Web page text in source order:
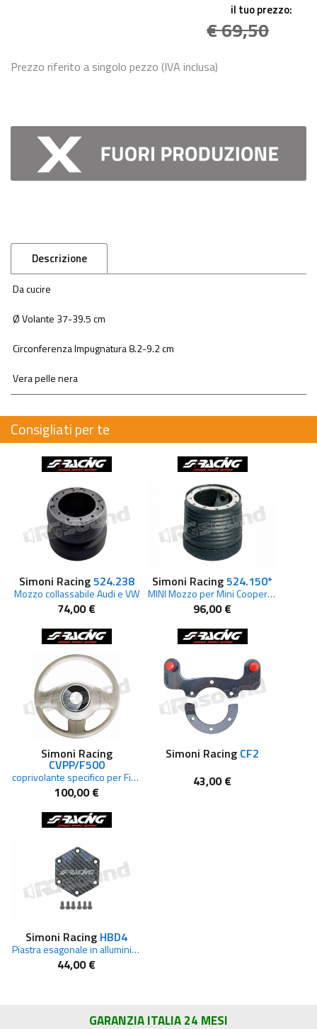
il tuo prezzo:
€ 69,50
Prezzo riferito a singolo pezzo (IVA inclusa)
Descrizione
Da cucire
Ø Volante 37-39.5 cm
Circonferenza Impugnatura 8.2-9.2 cm
Vera pelle nera
Consigliati per te
Simoni Racing524.238
Mozzo collassabile Audi e VW
74,00 €
Simoni Racing524.150*
MINI Mozzo per Mini Cooper/One/S
96,00 €
Simoni Racing
CVPP/F500
coprivolante specifico per Fiat 500
100,00 €
Simoni Racing CF2
43,00 €
Simoni Racing HBD4
Piastra esagonale in alluminio per clacson
44,00 €
GARANZIA ITALIA 24 MESI